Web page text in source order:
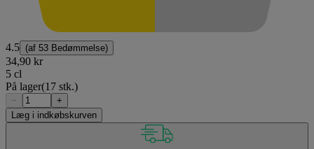
4.5 (af 53 Bedømmelse)
34,90 kr
5 cl
På lager(17 stk.)
−
+
Læg i indkøbskurven